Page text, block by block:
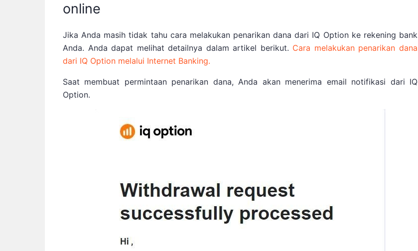
online
Jika Anda masih tidak tahu cara melakukan penarikan dana dari IQ Option ke rekening bank
Anda. Anda dapat melihat detailnya dalam artikel berikut. Cara melakukan penarikan dana
dari IQ Option melalui Internet Banking.
Saat membuat permintaan penarikan dana, Anda akan menerima email notifikasi dari IQ
Option.